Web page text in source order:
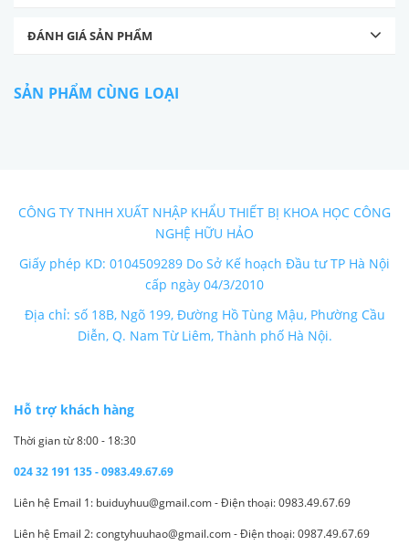
ĐÁNH GIÁ SẢN PHẨM
SẢN PHẨM CÙNG LOẠI
CÔNG TY TNHH XUẤT NHẬP KHẨU THIẾT BỊ KHOA HỌC CÔNG
NGHỆ HỮU HẢO
Giấy phép KD: 0104509289 Do Sở Kế hoạch Đầu tư TP Hà Nội
cấp ngày 04/3/2010
Địa chỉ: số 18B, Ngõ 199, Đường Hồ Tùng Mậu, Phường Cầu
Diễn, Q. Nam Từ Liêm, Thành phố Hà Nội.
Hỗ trợ khách hàng
Thời gian từ 8:00 - 18:30
024 32 191 135 - 0983.49.67.69
Liên hệ Email 1: buiduyhuu@gmail.com - Điện thoại: 0983.49.67.69
Liên hệ Email 2: congtyhuuhao@gmail.com - Điện thoại: 0987.49.67.69